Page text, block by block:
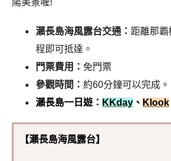
陽美景喔!
瀨長島海風露台交通： 距離那
程即可抵達。
門票費用： 免門票
參觀時間： 約60分鐘可以完成。
瀨長島一日遊： KKday 、 Klook
【瀨長島海風露台】